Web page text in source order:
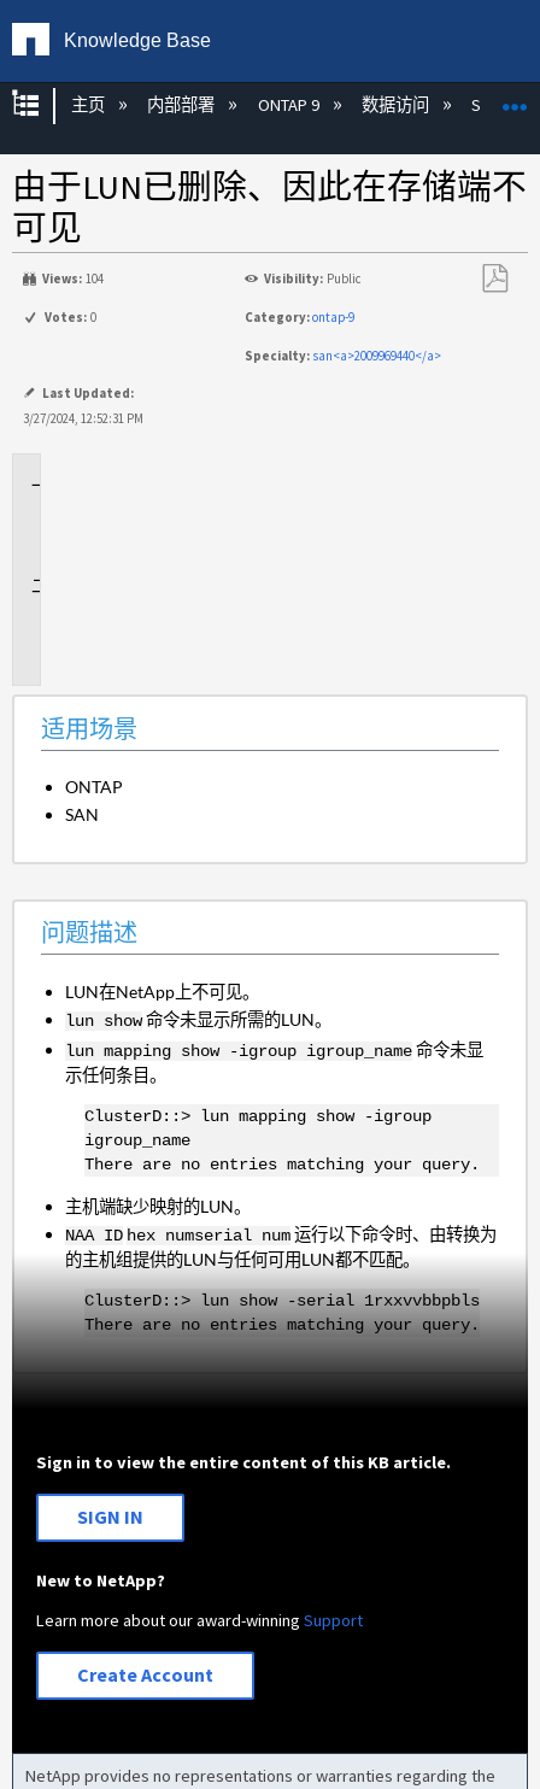
Knowledge Base
扩展/隐缩全局层次
主页 内部部署 ONTAP 9 数据访问 SAN
由于LUN已删除、因此在存储端不
可见
Views: 104 Visibility: Public
Votes: 0 Category:ontap-9
Specialty: san<a>2009969440</a>
Last Updated:
3/27/2024, 12:52:31 PM
适用场景
ONTAP
SAN
问题描述
LUN在NetApp上不可见。
lun show命令未显示所需的LUN。
lun mapping show -igroup igroup_name命令未显
示任何条目。
ClusterD::> lun mapping show -igroup
igroup_name
There are no entries matching your query.
主机端缺少映射的LUN。
NAA ID hex numserial num运行以下命令时、由转换为
的主机组提供的LUN与任何可用LUN都不匹配。
ClusterD::> lun show -serial 1rxxvvbbpbls
There are no entries matching your query.
Sign in to view the entire content of this KB article.
SIGN IN
New to NetApp?
Learn more about our award-winningSupport
Create Account
NetApp provides no representations or warranties regarding the